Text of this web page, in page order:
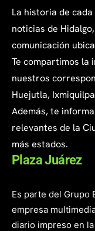
La historia de
noticias de
comunicación
Te compartimos la
nuestros
Huejutla,
Además, te
relevantes de la
más estados.
Plaza Juárez
Es parte del Grupo
empresa
diario impreso en